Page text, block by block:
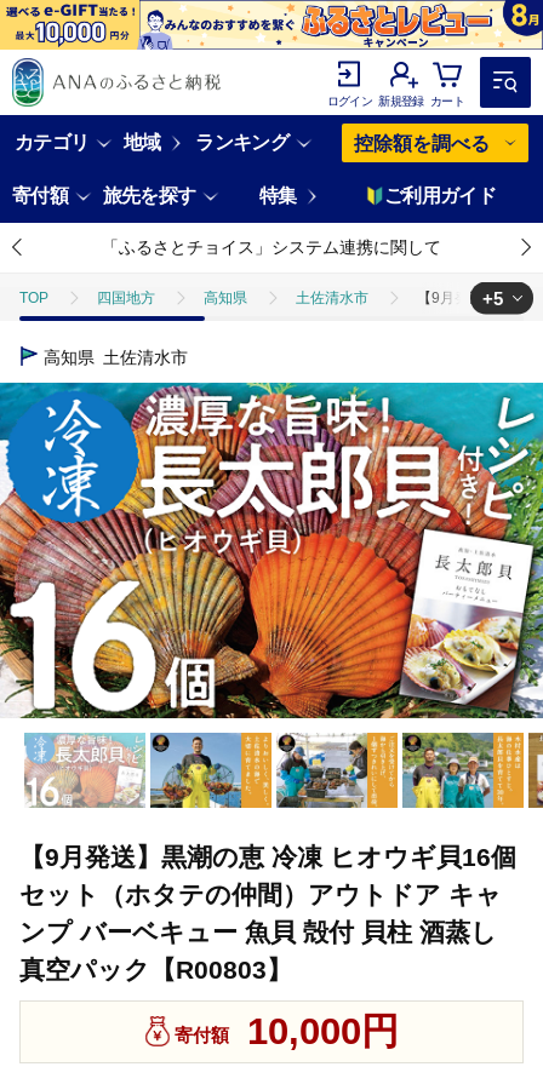
ログイン 新規登録 カート
カテゴリ 地域 ランキング 控除額を調べる
寄付額 旅先を探す 特集 ご利用ガイド
「ふるさとチョイス」システム連携に関して
TOP 四国地方 高知県 土佐清水市 【9月発送】黒潮
TOP
TOP 魚介類 貝類 あわび 【9月発送】黒潮の恵 冷凍
TOP 魚介類 貝類 ほたて 【9月発送】黒潮の恵 冷凍
魚介類 貝類 カキ 【9月発送】黒潮の恵 冷凍
TOP 魚介類 貝類 ほかの貝類 【9月発送】黒潮の恵
+5
高知県 土佐清水市
【9月発送】黒潮の恵 冷凍 ヒオウギ貝16個
セット（ホタテの仲間）アウトドア キャ
ンプ バーベキュー 魚貝 殻付 貝柱 酒蒸し
真空パック【R00803】
寄付額 10,000円